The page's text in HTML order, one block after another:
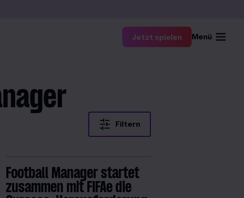
Jetzt spielen Menü
Filtern
Football Manager startet
zusammen mit FIFAe die